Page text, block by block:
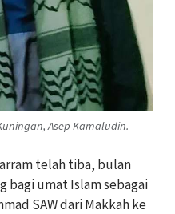
Asep Kamaludin.
telah tiba, bulan
bagi umat Islam sebagai
SAW dari Makkah ke